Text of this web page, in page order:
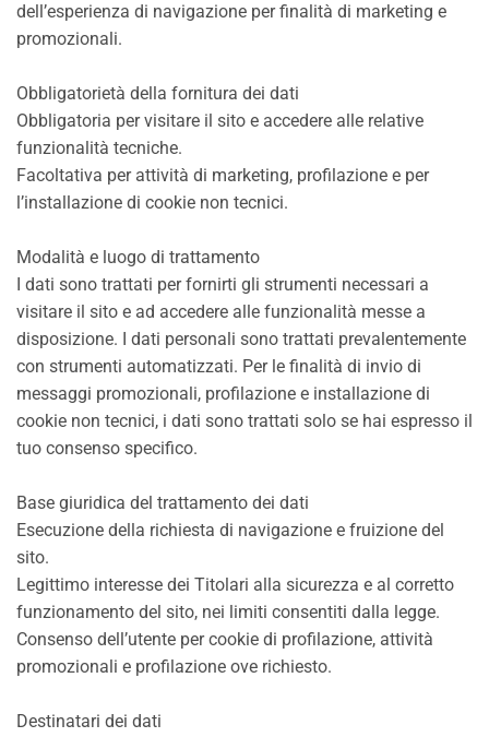
dell’esperienza di navigazione per finalità di marketing e
promozionali.
Obbligatorietà della fornitura dei dati
Obbligatoria per visitare il sito e accedere alle relative
funzionalità tecniche.
Facoltativa per attività di marketing, profilazione e per
l’installazione di cookie non tecnici.
Modalità e luogo di trattamento
I dati sono trattati per fornirti gli strumenti necessari a
visitare il sito e ad accedere alle funzionalità messe a
disposizione. I dati personali sono trattati prevalentemente
con strumenti automatizzati. Per le finalità di invio di
messaggi promozionali, profilazione e installazione di
cookie non tecnici, i dati sono trattati solo se hai espresso il
tuo consenso specifico.
Base giuridica del trattamento dei dati
Esecuzione della richiesta di navigazione e fruizione del
sito.
Legittimo interesse dei Titolari alla sicurezza e al corretto
funzionamento del sito, nei limiti consentiti dalla legge.
Consenso dell’utente per cookie di profilazione, attività
promozionali e profilazione ove richiesto.
Destinatari dei dati